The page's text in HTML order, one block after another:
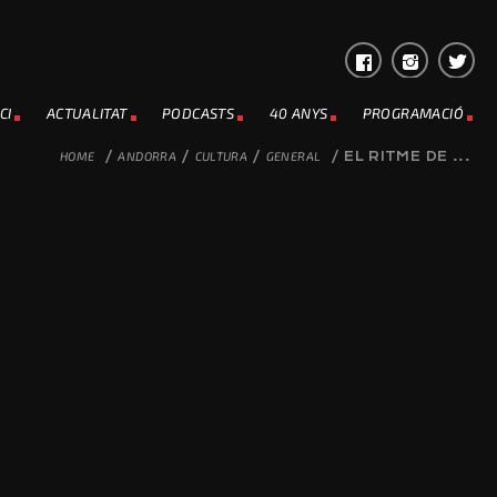
ACTUALITAT PODCASTS 40 ANYS PROGRAMACIÓ
HOME / ANDORRA / CULTURA / GENERAL / EL RITME DE ...